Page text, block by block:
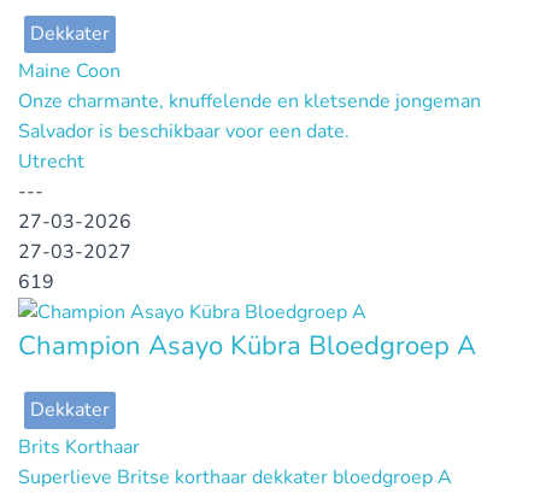
Dekkater
Maine Coon
Onze charmante, knuffelende en kletsende jongeman
Salvador is beschikbaar voor een date.
Utrecht
---
27-03-2026
27-03-2027
619
Champion Asayo Kübra Bloedgroep A
Dekkater
Brits Korthaar
Superlieve Britse korthaar dekkater bloedgroep A